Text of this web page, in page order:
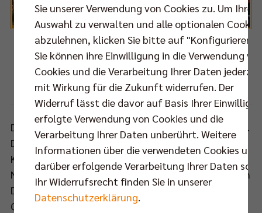
Das Bundesligaspiel gegen CV Mittedeutschland wird am 05. März 2014 im Berliner
"Volleyballtempel" nachgeholt.
Foto: Eckhard Herfet, Berlin
Die Partie gegen CV Mitteldeutschland sollte am 21.
Dezember das letzte Pflichtspiel der BR Volleys im
Kalenderjahr 2013 werden. Doch aufgrund der
Nominierung von Zuspieler Sebastian Kühner für den
DVV-Lehrgang und die anschließende WM-
Qualifikation wurde das Bundesligaspiel in das neue
Sie unserer Verwendung von Cookies zu. Um Ihre
Auswahl zu verwalten und alle optionalen Cookies
abzulehnen, klicken Sie bitte auf "Konfigurieren".
Sie können ihre Einwilligung in die Verwendung
Cookies und die Verarbeitung Ihrer Daten
mit Wirkung für die Zukunft widerrufen. Der
Widerruf lässt die davor auf Basis Ihrer
erfolgte Verwendung von Cookies und die
Verarbeitung Ihrer Daten unberührt. Weitere
Informationen über die verwendeten Cookies und
darüber erfolgende Verarbeitung Ihrer Daten
Ihr Widerrufsrecht finden Sie in unserer
Datenschutzerklärung.